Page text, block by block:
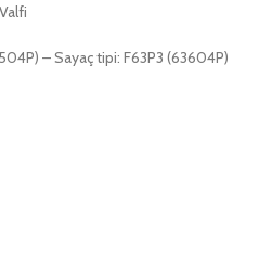
– Sayaç tipi: F63P3 (63604P)